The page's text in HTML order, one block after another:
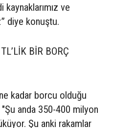
kaynaklarımız ve
diye konuştu.
BİR BORÇ
kadar borcu olduğu
anda 350-400 milyon
Şu anki rakamlar